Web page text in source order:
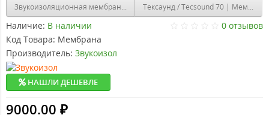
Звукоизоляционная мембрана Izogertz Elastic Duo14 Тексаунд / Tecsound 70 | Мембрана
Наличие: В наличии
0 отзывов
Код Товара: Мембрана
Производитель: Звукоизол
НАШЛИ ДЕШЕВЛЕ
9000.00 ₽